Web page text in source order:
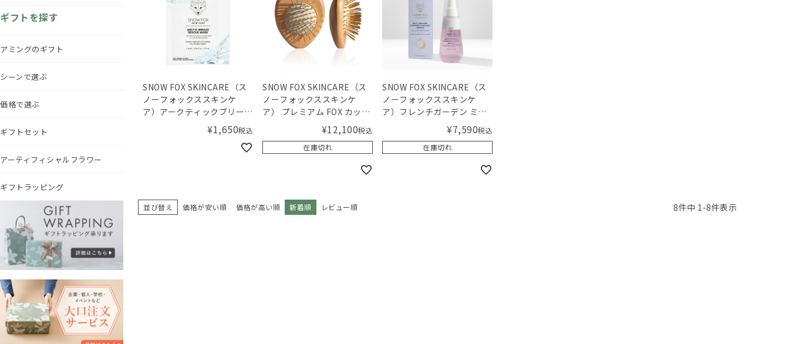
ギフトを探す
アミングのギフト
シーンで選ぶ
価格で選ぶ
ギフトセット
アーティフィシャルフラワー
ギフトラッピング
SNOW FOX SKINCARE（ス
ノーフォックススキンケ
ア）アークティックブリー
ズ レスキューマスク（1枚）
¥1,650税込
SNOW FOX SKINCARE（ス
ノーフォックススキンケ
ア） プレミアム FOX カッサ
ウッド ミニハート ヘアブラ
¥12,100税込
在庫切れ
SNOW FOX SKINCARE（ス
ノーフォックススキンケ
ア）フレンチガーデン ミル
キー エッセンス 120mL
¥7,590税込
在庫切れ
並び替え 価格が安い順 価格が高い順 新着順 レビュー順 8件中 1 -8件表示